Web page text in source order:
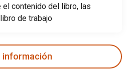
el contenido del libro, las
de trabajo
información